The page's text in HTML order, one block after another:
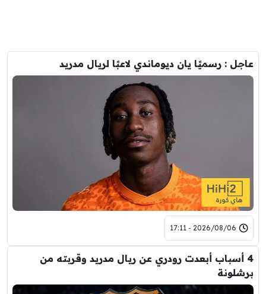
عاجل : رسميًا يان ديوماندي لاعبًا لريال مدريد
2026/08/06 - 17:11
4 أسباب أبعدت رودري عن ريال مدريد وقربته من
برشلونة